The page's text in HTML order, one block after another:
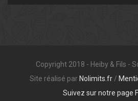
Copyright 2018 - Heiby & Fils -
Site réalisé par Nolimits.fr /
Suivez sur notre page